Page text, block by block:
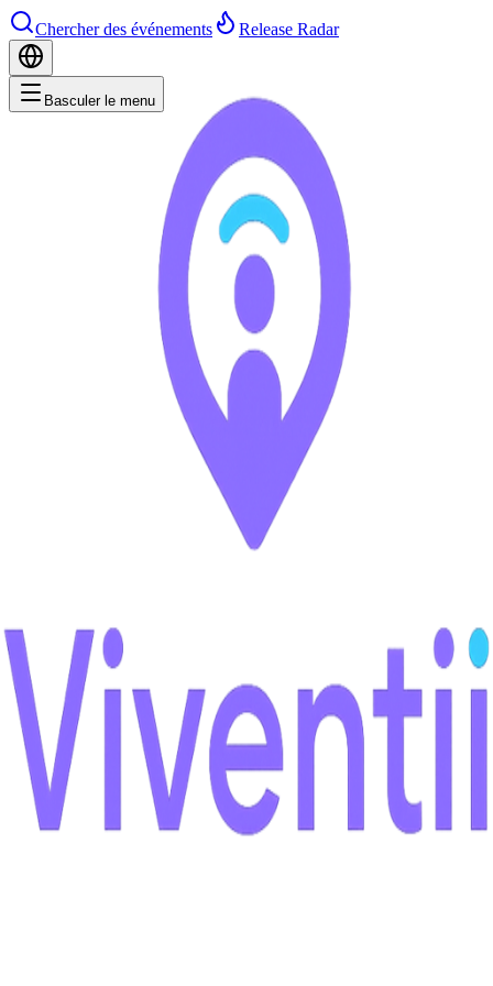
Chercher des événements Release Radar
Basculer le menu